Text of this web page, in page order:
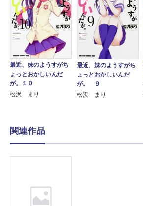
最近、妹のようすがち
ょっとおかしいんだ
が。１０
松沢 まり
最近、妹のようすがち
ょっとおかしいんだ
が。 ９
松沢 まり
関連作品